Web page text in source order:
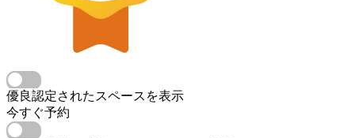
優良認定されたスペースを表示
今すぐ予約